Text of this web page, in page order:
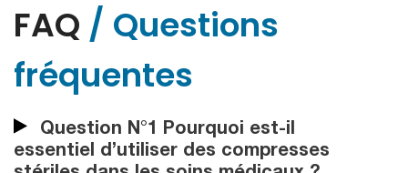
FAQ / Questions
fréquentes
Question N°1 Pourquoi est-il
essentiel d’utiliser des compresses